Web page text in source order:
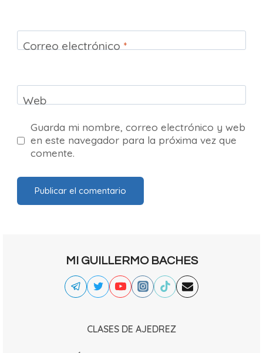
Correo electrónico *
Web
Guarda mi nombre, correo electrónico y web
en este navegador para la próxima vez que
comente.
MI GUILLERMO BACHES
CLASES DE AJEDREZ